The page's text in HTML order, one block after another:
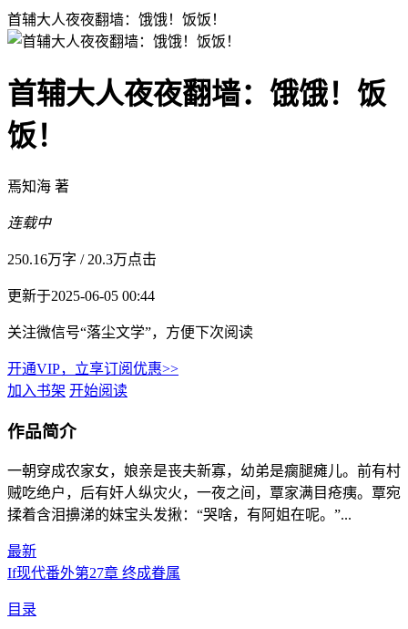
首辅大人夜夜翻墙：饿饿！饭饭！
首辅大人夜夜翻墙：饿饿！饭
饭！
焉知海 著
连载中
250.16万字 / 20.3万点击
更新于2025-06-05 00:44
关注微信号“落尘文学”，方便下次阅读
开通VIP，立享订阅优惠>>
加入书架 开始阅读
作品简介
一朝穿成农家女，娘亲是丧夫新寡，幼弟是瘸腿瘫儿。前有村
贼吃绝户，后有奸人纵灾火，一夜之间，覃家满目疮痍。覃宛
揉着含泪擤涕的妹宝头发揪：“哭啥，有阿姐在呢。”...
最新
If现代番外第27章 终成眷属
目录